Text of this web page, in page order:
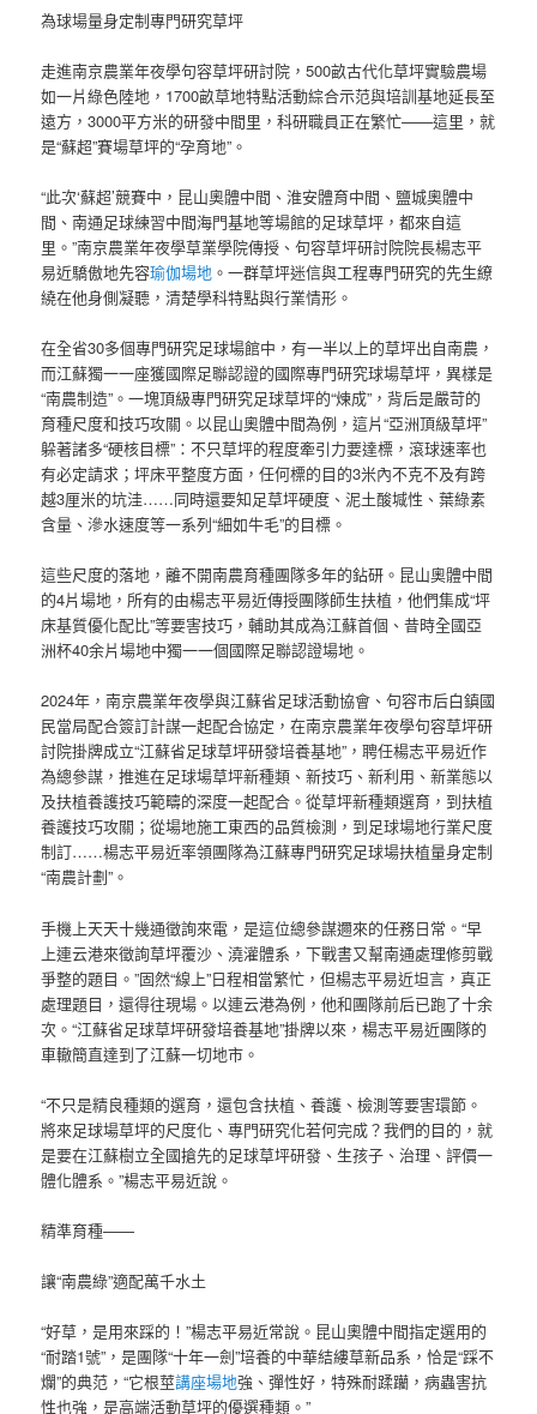
為球場量身定制專門研究草坪
走進南京農業年夜學句容草坪研討院，500畝古代化草坪實驗農場
如一片綠色陸地，1700畝草地特點活動綜合示范與培訓基地延長至
遠方，3000平方米的研發中間里，科研職員正在繁忙——這里，就
是“蘇超”賽場草坪的“孕育地”。
“此次‘蘇超’競賽中，昆山奧體中間、淮安體育中間、鹽城奧體中
間、南通足球練習中間海門基地等場館的足球草坪，都來自這
里。”南京農業年夜學草業學院傳授、句容草坪研討院院長楊志平
易近驕傲地先容瑜伽場地 。一群草坪迷信與工程專門研究的先生繚
繞在他身側凝聽，清楚學科特點與行業情形。
在全省30多個專門研究足球場館中，有一半以上的草坪出自南農，
而江蘇獨一一座獲國際足聯認證的國際專門研究球場草坪，異樣是
“南農制造”。一塊頂級專門研究足球草坪的“煉成”，背后是嚴苛的
育種尺度和技巧攻關。以昆山奧體中間為例，這片“亞洲頂級草坪”
躲著諸多“硬核目標”：不只草坪的程度牽引力要達標，滾球速率也
有必定請求；坪床平整度方面，任何標的目的3米內不克不及有跨
越3厘米的坑洼……同時還要知足草坪硬度、泥土酸堿性、葉綠素
含量、滲水速度等一系列“細如牛毛”的目標。
這些尺度的落地，離不開南農育種團隊多年的鉆研。昆山奧體中間
的4片場地，所有的由楊志平易近傳授團隊師生扶植，他們集成“坪
床基質優化配比”等要害技巧，輔助其成為江蘇首個、昔時全國亞
洲杯40余片場地中獨一一個國際足聯認證場地。
2024年，南京農業年夜學與江蘇省足球活動協會、句容市后白鎮國
民當局配合簽訂計謀一起配合協定，在南京農業年夜學句容草坪研
討院掛牌成立“江蘇省足球草坪研發培養基地”，聘任楊志平易近作
為總參謀，推進在足球場草坪新種類、新技巧、新利用、新業態以
及扶植養護技巧範疇的深度一起配合。從草坪新種類選育，到扶植
養護技巧攻關；從場地施工東西的品質檢測，到足球場地行業尺度
制訂……楊志平易近率領團隊為江蘇專門研究足球場扶植量身定制
“南農計劃”。
手機上天天十幾通徵詢來電，是這位總參謀邇來的任務日常。“早
上連云港來徵詢草坪覆沙、澆灌體系，下戰書又幫南通處理修剪戰
爭整的題目。”固然“線上”日程相當繁忙，但楊志平易近坦言，真正
處理題目，還得往現場。以連云港為例，他和團隊前后已跑了十余
次。“江蘇省足球草坪研發培養基地”掛牌以來，楊志平易近團隊的
車轍簡直達到了江蘇一切地市。
“不只是精良種類的選育，還包含扶植、養護、檢測等要害環節。
將來足球場草坪的尺度化、專門研究化若何完成？我們的目的，就
是要在江蘇樹立全國搶先的足球草坪研發、生孩子、治理、評價一
體化體系。”楊志平易近說。
精準育種——
讓“南農綠”適配萬千水土
“好草，是用來踩的！”楊志平易近常說。昆山奧體中間指定選用的
“耐踏1號”，是團隊“十年一劍”培養的中華結縷草新品系，恰是“踩不
爛”的典范，“它根莖講座場地強、彈性好，特殊耐蹂躪，病蟲害抗
性也強，是高端活動草坪的優選種類。”